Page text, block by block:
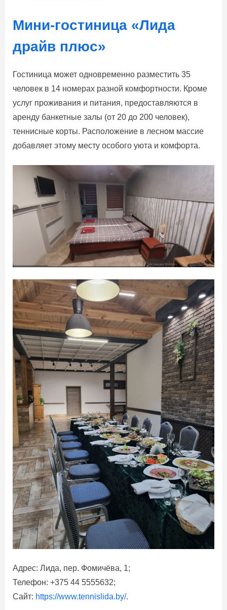
Мини-гостиница «Лида
драйв плюс»
Гостиница может одновременно разместить 35
человек в 14 номерах разной комфортности. Кроме
услуг проживания и питания, предоставляются в
аренду банкетные залы (от 20 до 200 человек),
теннисные корты. Расположение в лесном массие
добавляет этому месту особого уюта и комфорта.
Адрес: Лида, пер. Фомичёва, 1;
Телефон: +375 44 5555632;
Сайт: https://www.tennislida.by/.